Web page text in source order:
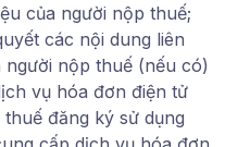
của người nộp thuế;
các nội dung liên
nộp thuế (nếu có)
vụ hóa đơn điện tử
đăng ký sử dụng